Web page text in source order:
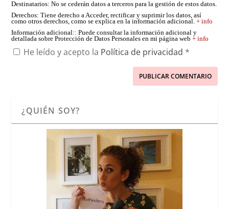
Destinatarios: No se cederán datos a terceros para la gestión de estos datos.
Derechos: Tiene derecho a Acceder, rectificar y suprimir los datos, así
como otros derechos, como se explica en la información adicional.+ info
Información adicional:: Puede consultar la información adicional y
detallada sobre Protección de Datos Personales en mi página web+ info
He leído y acepto la Política de privacidad *
¿QUIÉN SOY?